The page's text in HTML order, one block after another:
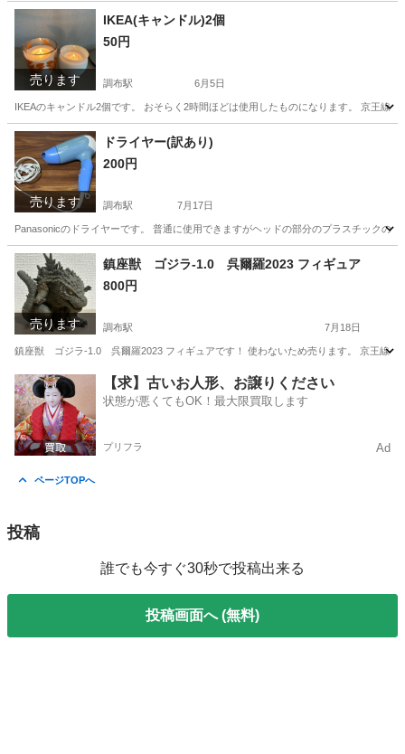
東京 調布市 調布駅 その他 日用品
売ります
IKEA(キャンドル)2個
50円
調布駅 6月5日
IKEAのキャンドル2個です。 おそらく2時間ほどは使用したものになります。 京王線
東京 調布市 調布駅 その他
売ります
ドライヤー(訳あり)
200円
調布駅 7月17日
Panasonicのドライヤーです。 普通に使用できますがヘッドの部分のプラスチックの
東京 調布市 調布駅 生活家電
売ります
鎮座獣 ゴジラ-1.0 呉爾羅2023 フィギュア
800円
調布駅 7月18日
鎮座獣 ゴジラ-1.0 呉爾羅2023 フィギュアです！ 使わないため売ります。 京王線の
東京 調布市 調布駅 模型、プラモデル
【求】古いお人形、お譲りください
状態が悪くてもOK！最大限買取します
プリフラ Ad
ページTOPへ
投稿
誰でも今すぐ30秒で投稿出来る
投稿画面へ (無料)